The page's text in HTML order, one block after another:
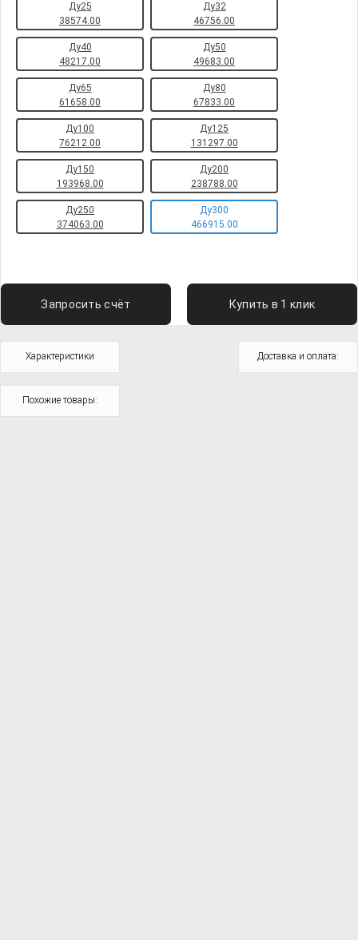
Запросить счёт Купить в 1 клик
Ду25
38574.00
Ду32
46756.00
Ду40
48217.00
Ду50
49683.00
Ду65
61658.00
Ду80
67833.00
Ду100
76212.00
Ду125
131297.00
Ду150
193968.00
Ду200
238788.00
Ду250
374063.00
Ду300
466915.00
Характеристики Доставка и оплата:
Похожие товары: